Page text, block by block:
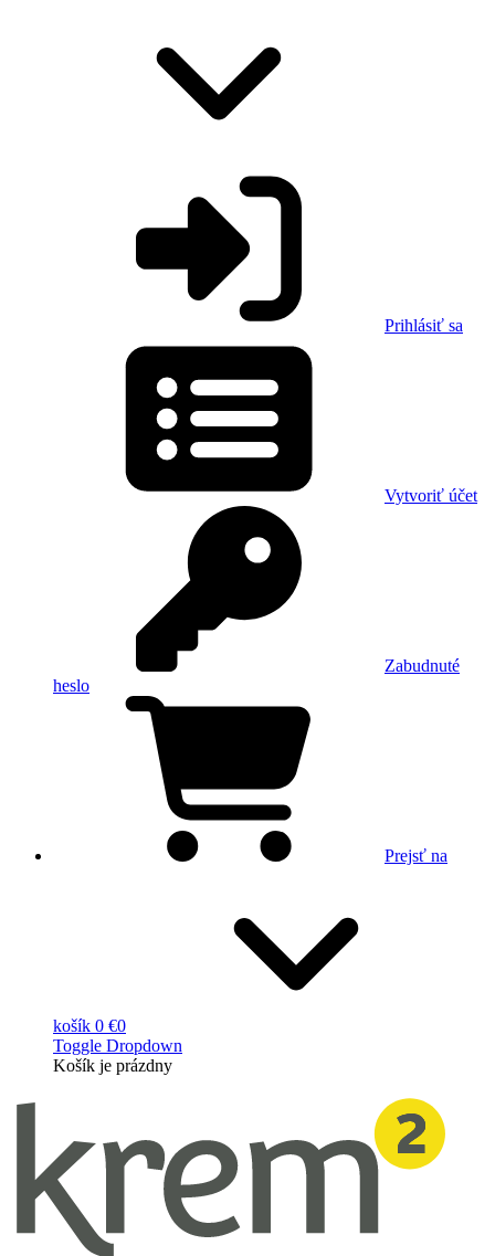
Prihlásiť sa
Vytvoriť účet
Zabudnuté
heslo
Prejsť na
košík 0 €0
Toggle Dropdown
Košík je prázdny